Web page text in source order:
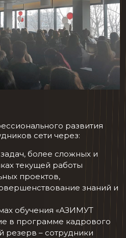
развития
сети через:
более сложных и
текущей работы
проектов,
знаний и
обучения «АЗИМУТ
в программе кадрового
резерв – сотрудники